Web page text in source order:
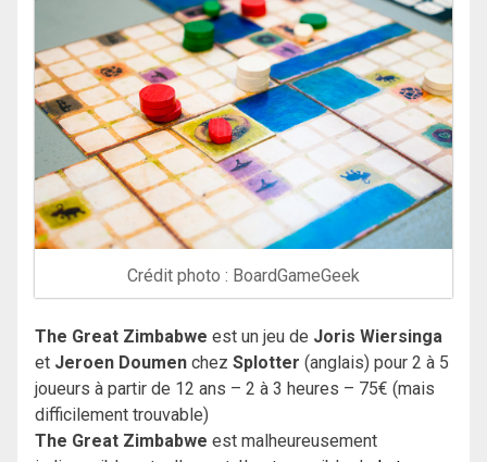
Crédit photo : BoardGameGeek
The Great Zimbabwe est un jeu de Joris Wiersinga
et Jeroen Doumen chez Splotter (anglais) pour 2 à 5
joueurs à partir de 12 ans – 2 à 3 heures – 75€ (mais
difficilement trouvable)
The Great Zimbabwe est malheureusement